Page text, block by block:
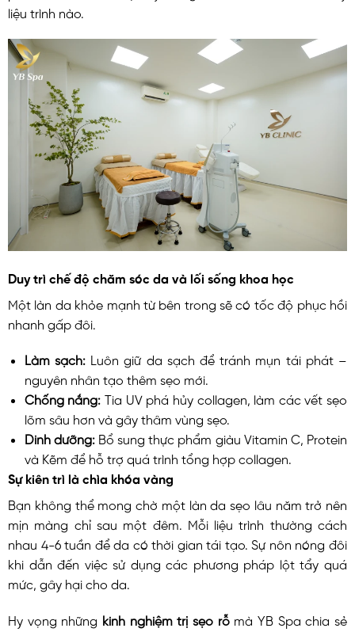
liệu trình nào.
Duy trì chế độ chăm sóc da và lối sống khoa học
Một làn da khỏe mạnh từ bên trong sẽ có tốc độ phục hồi
nhanh gấp đôi.
Làm sạch: Luôn giữ da sạch để tránh mụn tái phát –
nguyên nhân tạo thêm sẹo mới.
Chống nắng:Tia UV phá hủy collagen, làm các vết sẹo
lõm sâu hơn và gây thâm vùng sẹo.
Dinh dưỡng: Bổ sung thực phẩm giàu Vitamin C, Protein
và Kẽm để hỗ trợ quá trình tổng hợp collagen.
Sự kiên trì là chìa khóa vàng
Bạn không thể mong chờ một làn da sẹo lâu năm trở nên
mịn màng chỉ sau một đêm. Mỗi liệu trình thường cách
nhau 4-6 tuần để da có thời gian tái tạo. Sự nôn nóng đôi
khi dẫn đến việc sử dụng các phương pháp lột tẩy quá
mức, gây hại cho da.
Hy vọng những kinh nghiệm trị sẹo rỗ mà YB Spa chia sẻ